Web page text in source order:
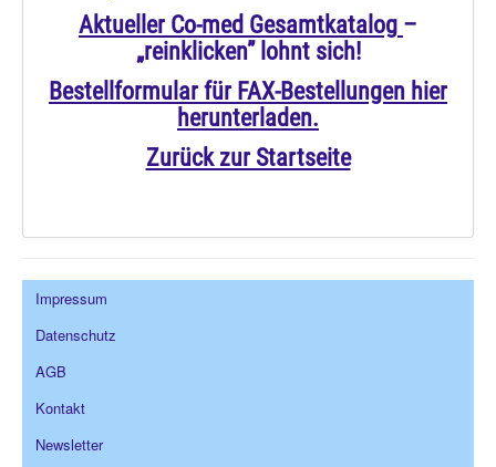
Aktueller Co-med Gesamtkatalog –
„reinklicken” lohnt sich!
Bestellformular für FAX-Bestellungen hier
herunterladen.
Zurück zur Startseite
Impressum
Datenschutz
AGB
Kontakt
Newsletter